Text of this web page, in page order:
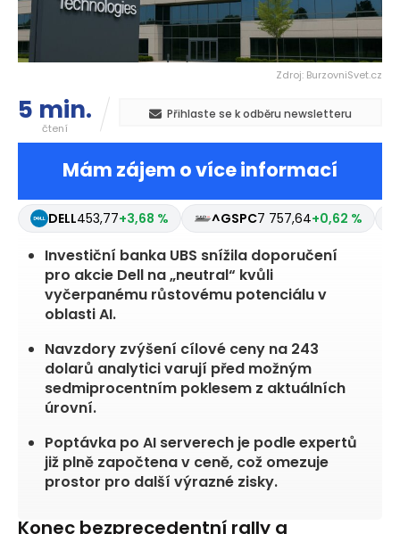
Zdroj: BurzovniSvet.cz
5 min.
čtení
Přihlaste se k odběru newsletteru
Mám zájem o více informací
DELL453,77+3,68 % ^GSPC7 757,64+0,62 %
Investiční banka UBS snížila doporučení
pro akcie Dell na „neutral“ kvůli
vyčerpanému růstovému potenciálu v
oblasti AI.
Navzdory zvýšení cílové ceny na 243
dolarů analytici varují před možným
sedmiprocentním poklesem z aktuálních
úrovní.
Poptávka po AI serverech je podle expertů
již plně započtena v ceně, což omezuje
prostor pro další výrazné zisky.
Konec bezprecedentní rally a